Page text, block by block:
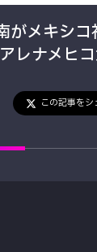
がメキシ
レナメヒ
この記事をシ